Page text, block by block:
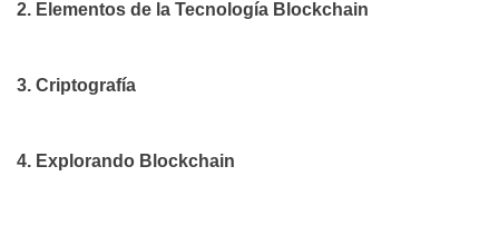
2. Elementos de la Tecnología Blockchain
3. Criptografía
4. Explorando Blockchain